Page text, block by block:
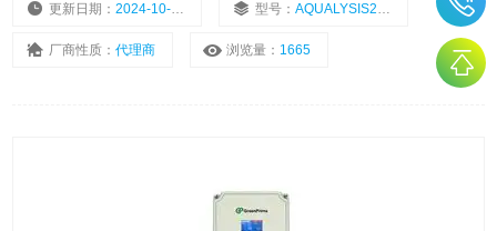
更新日期：2024-10-17 型号：AQUALYSIS200SCD
厂商性质：代理商 浏览量： 1665